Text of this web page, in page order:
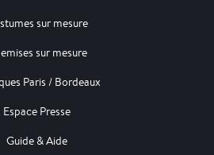
sur mesure
sur mesure
Paris / Bordeaux
Espace Presse
Guide & Aide